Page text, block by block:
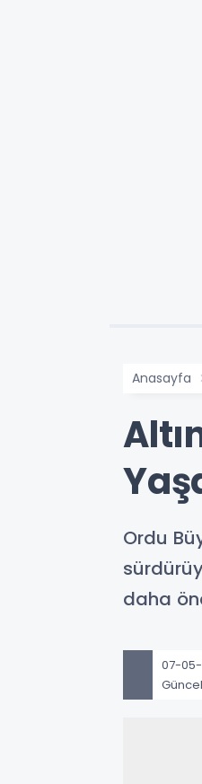
Anasayfa
Ordu
daha
07-05-